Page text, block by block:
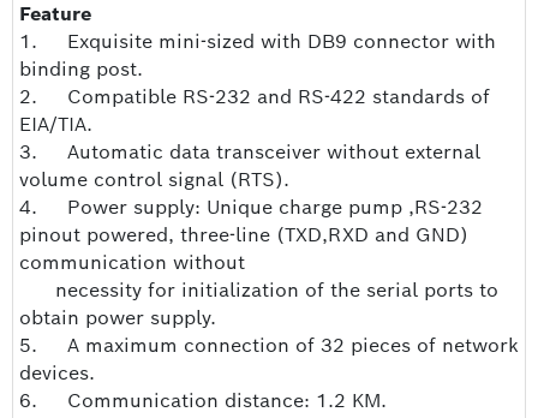
Feature
1. Exquisite mini-sized with DB9 connector with
binding post.
2. Compatible RS-232 and RS-422 standards of
EIA/TIA.
3. Automatic data transceiver without external
volume control signal (RTS).
4. Power supply: Unique charge pump ,RS-232
pinout powered, three-line (TXD,RXD and GND)
communication without
necessity for initialization of the serial ports to
obtain power supply.
5. A maximum connection of 32 pieces of network
devices.
6. Communication distance: 1.2 KM.